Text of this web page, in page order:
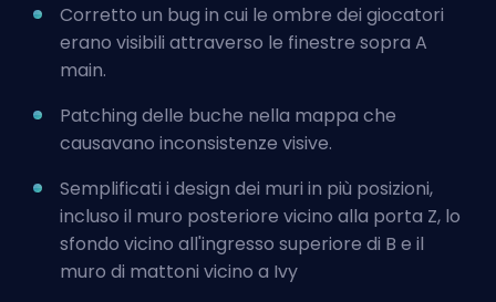
Corretto un bug in cui le ombre dei giocatori
erano visibili attraverso le finestre sopra A
main.
Patching delle buche nella mappa che
causavano inconsistenze visive.
Semplificati i design dei muri in più posizioni,
incluso il muro posteriore vicino alla porta Z, lo
sfondo vicino all'ingresso superiore di B e il
muro di mattoni vicino a Ivy